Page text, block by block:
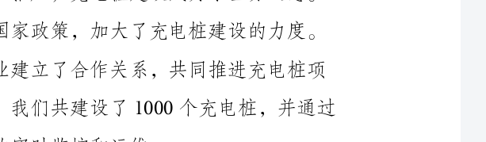
为了提高城市公共交通的服务水平，我们在____年进行了一
系列工作。一方面，我们通过调查研究和市场分析，优化了公交
互联网平台实现了充电桩的实时监控和运维。